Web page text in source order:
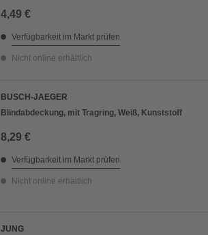
4,49 €
Verfügbarkeit im Markt prüfen
Nicht online erhältlich
BUSCH-JAEGER
Blindabdeckung, mit Tragring, Weiß, Kunststoff
8,29 €
Verfügbarkeit im Markt prüfen
Nicht online erhältlich
JUNG